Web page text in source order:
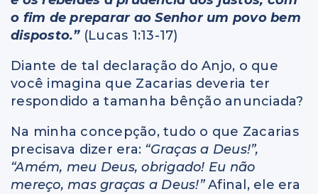
o fim de preparar ao Senhor um povo bem
disposto.”(Lucas 1:13-17)
Diante de tal declaração do Anjo, o que
você imagina que Zacarias deveria ter
respondido a tamanha bênção anunciada?
Na minha concepção, tudo o que Zacarias
precisava dizer era: “Graças a Deus!”,
“Amém, meu Deus, obrigado! Eu não
mereço, mas graças a Deus!”Afinal, ele era